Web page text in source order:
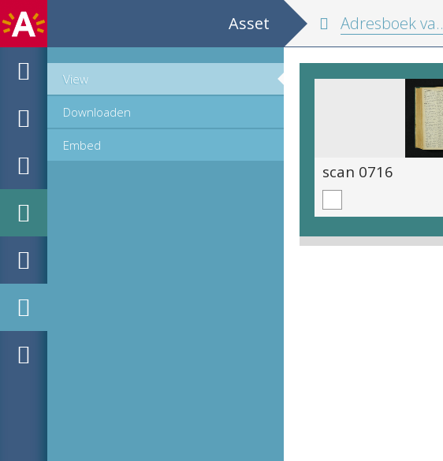
Asset
View
Downloaden
Embed
Adresboek van de stad Antwerpen en randgemeenten
scan 0716